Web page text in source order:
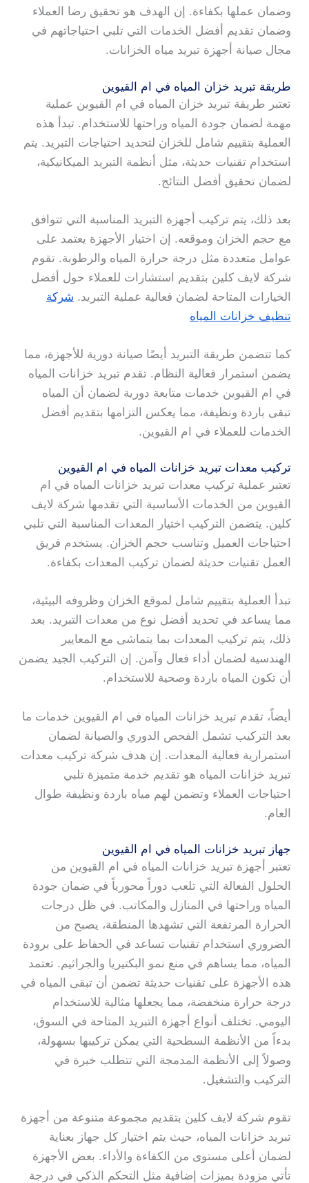
وضمان عملها بكفاءة. إن الهدف هو تحقيق رضا العملاء
وضمان تقديم أفضل الخدمات التي تلبي احتياجاتهم في
مجال صيانة أجهزة تبريد مياه الخزانات.
طريقة تبريد خزان المياه في ام القيوين
تعتبر طريقة تبريد خزان المياه في ام القيوين عملية
مهمة لضمان جودة المياه وراحتها للاستخدام. تبدأ هذه
العملية بتقييم شامل للخزان لتحديد احتياجات التبريد. يتم
استخدام تقنيات حديثة، مثل أنظمة التبريد الميكانيكية،
لضمان تحقيق أفضل النتائج.
بعد ذلك، يتم تركيب أجهزة التبريد المناسبة التي تتوافق
مع حجم الخزان وموقعه. إن اختيار الأجهزة يعتمد على
عوامل متعددة مثل درجة حرارة المياه والرطوبة. تقوم
شركة لايف كلين بتقديم استشارات للعملاء حول أفضل
الخيارات المتاحة لضمان فعالية عملية التبريد. شركة
تنظيف خزانات المياه
كما تتضمن طريقة التبريد أيضًا صيانة دورية للأجهزة، مما
يضمن استمرار فعالية النظام. تقدم تبريد خزانات المياه
في ام القيوين خدمات متابعة دورية لضمان أن المياه
تبقى باردة ونظيفة، مما يعكس التزامها بتقديم أفضل
الخدمات للعملاء في ام القيوين.
تركيب معدات تبريد خزانات المياه في ام القيوين
تعتبر عملية تركيب معدات تبريد خزانات المياه في ام
القيوين من الخدمات الأساسية التي تقدمها شركة لايف
كلين. يتضمن التركيب اختيار المعدات المناسبة التي تلبي
احتياجات العميل وتناسب حجم الخزان. يستخدم فريق
العمل تقنيات حديثة لضمان تركيب المعدات بكفاءة.
تبدأ العملية بتقييم شامل لموقع الخزان وظروفه البيئية،
مما يساعد في تحديد أفضل نوع من معدات التبريد. بعد
ذلك، يتم تركيب المعدات بما يتماشى مع المعايير
الهندسية لضمان أداء فعال وآمن. إن التركيب الجيد يضمن
أن تكون المياه باردة وصحية للاستخدام.
أيضاً، تقدم تبريد خزانات المياه في ام القيوين خدمات ما
بعد التركيب تشمل الفحص الدوري والصيانة لضمان
استمرارية فعالية المعدات. إن هدف شركة تركيب معدات
تبريد خزانات المياه هو تقديم خدمة متميزة تلبي
احتياجات العملاء وتضمن لهم مياه باردة ونظيفة طوال
العام.
جهاز تبريد خزانات المياه في ام القيوين
تعتبر أجهزة تبريد خزانات المياه في ام القيوين من
الحلول الفعالة التي تلعب دوراً محورياً في ضمان جودة
المياه وراحتها في المنازل والمكاتب. في ظل درجات
الحرارة المرتفعة التي تشهدها المنطقة، يصبح من
الضروري استخدام تقنيات تساعد في الحفاظ على برودة
المياه، مما يساهم في منع نمو البكتيريا والجراثيم. تعتمد
هذه الأجهزة على تقنيات حديثة تضمن أن تبقى المياه في
درجة حرارة منخفضة، مما يجعلها مثالية للاستخدام
اليومي. تختلف أنواع أجهزة التبريد المتاحة في السوق،
بدءاً من الأنظمة السطحية التي يمكن تركيبها بسهولة،
وصولاً إلى الأنظمة المدمجة التي تتطلب خبرة في
التركيب والتشغيل.
تقوم شركة لايف كلين بتقديم مجموعة متنوعة من أجهزة
تبريد خزانات المياه، حيث يتم اختيار كل جهاز بعناية
لضمان أعلى مستوى من الكفاءة والأداء. بعض الأجهزة
تأتي مزودة بميزات إضافية مثل التحكم الذكي في درجة